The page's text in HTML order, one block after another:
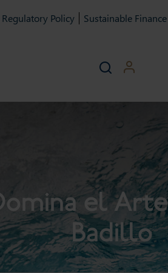
Policy Sustainable Finance
el
Badillo